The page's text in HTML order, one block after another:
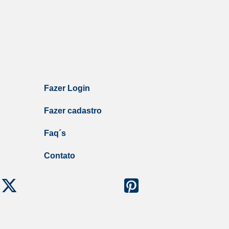
Fazer Login
Fazer cadastro
Faq´s
Contato